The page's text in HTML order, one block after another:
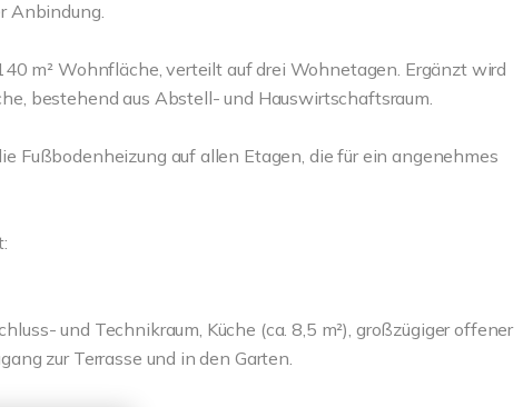
Anbindung.
m² Wohnfläche, verteilt auf drei Wohnetagen. Ergänzt wird
bestehend aus Abstell- und Hauswirtschaftsraum.
Fußbodenheizung auf allen Etagen, die für ein angenehmes
und Technikraum, Küche (ca. 8,5 m²), großzügiger offener
zur Terrasse und in den Garten.